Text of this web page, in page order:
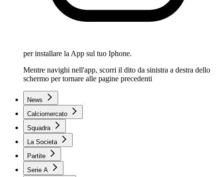
per installare la App sul tuo Iphone.
Mentre navighi nell'app, scorri il dito da sinistra a destra dello
schermo per tornare alle pagine precedenti
News
Calciomercato
Squadra
La Societa
Partite
Serie A